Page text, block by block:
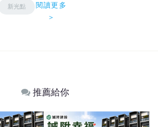
新光點
閱讀更多
＞
推薦給你